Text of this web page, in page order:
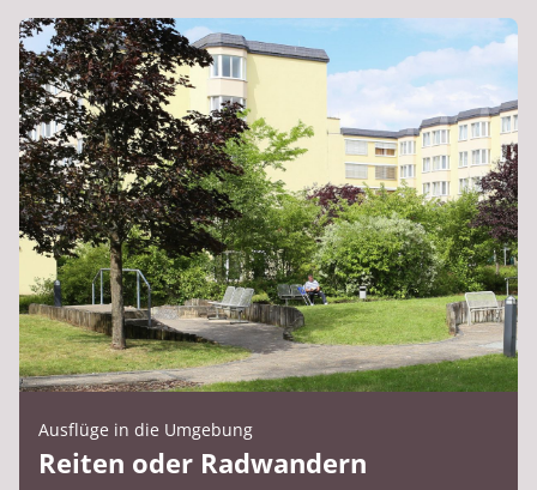
Ausflüge in die Umgebung
Reiten oder Radwandern